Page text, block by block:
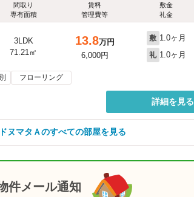
間取り
専有面積
賃料
管理費等
敷金
礼金
3LDK
71.21㎡
13.8万円
6,000円
敷 1.0ヶ月
礼 1.0ヶ月
フローリング
詳細を見る
ヌマタＡのすべての部屋を見る
件メール通知